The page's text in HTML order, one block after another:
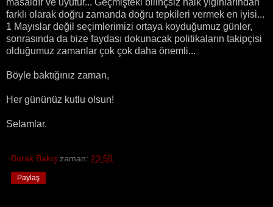
farklı olarak doğru zamanda doğru tepkileri vermek en iyisi...
1 Mayıslar değil seçimlerimizi ortaya koyduğumuz günler,
sonrasında da bize faydası dokunacak politikaların takipçisi
olduğumuz zamanlar çok çok daha önemli...
Böyle baktığınız zaman,
Her gününüz kutlu olsun!
Selamlar.
Burak Bakış zaman: 23:50
Paylaş